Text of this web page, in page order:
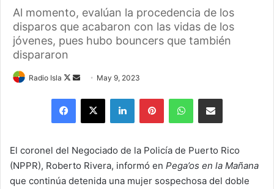
Al momento, evalúan la procedencia de los
disparos que acabaron con las vidas de los
jóvenes, pues hubo bouncers que también
dispararon
Radio Isla
Follow
Send
email
May 9, 2023
Facebook
X LinkedInPinterestWhatsAppShare via Email
El coronel del Negociado de la Policía de Puerto Rico
(NPPR), Roberto Rivera, informó en Pega’os en la Mañana
que continúa detenida una mujer sospechosa del doble